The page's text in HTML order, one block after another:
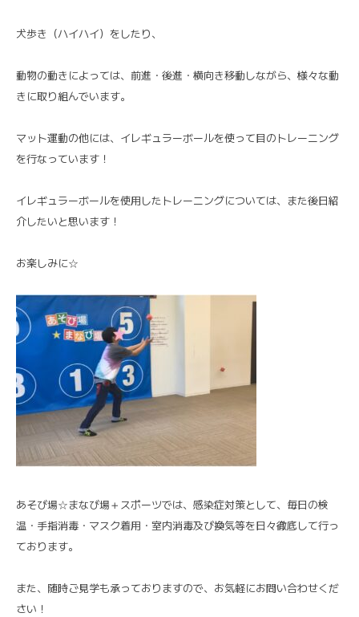
犬歩き（ハイハイ）をしたり、
動物の動きによっては、前進・後進・横向き移動しながら、様々な動
きに取り組んでいます。
マット運動の他には、イレギュラーボールを使って目のトレーニング
を行なっています！
イレギュラーボールを使用したトレーニングについては、また後日紹
介したいと思います！
お楽しみに☆
あそび場☆まなび場＋スポーツでは、感染症対策として、毎日の検
温・手指消毒・マスク着用・室内消毒及び換気等を日々徹底して行っ
ております。
また、随時ご見学も承っておりますので、お気軽にお問い合わせくだ
さい！